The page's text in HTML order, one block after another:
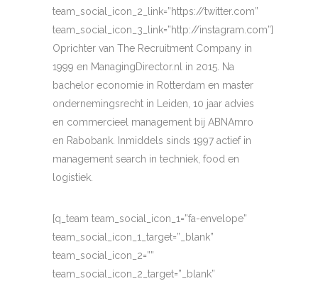
team_social_icon_2_link=”https://twitter.com”
team_social_icon_3_link=”http://instagram.com”]
Oprichter van The Recruitment Company in
1999 en ManagingDirector.nl in 2015. Na
bachelor economie in Rotterdam en master
ondernemingsrecht in Leiden, 10 jaar advies
en commercieel management bij ABNAmro
en Rabobank. Inmiddels sinds 1997 actief in
management search in techniek, food en
logistiek.
[q_team team_social_icon_1=”fa-envelope”
team_social_icon_1_target=”_blank”
team_social_icon_2=””
team_social_icon_2_target=”_blank”